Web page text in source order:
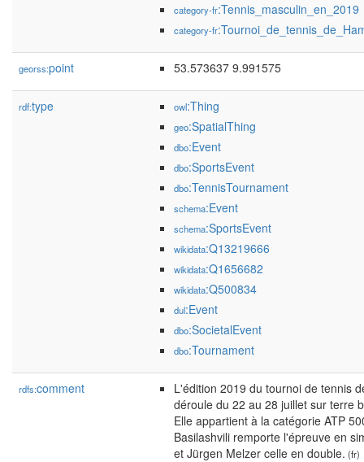
category-fr:Tennis_masculin_en_2019
category-fr
georss:point 53.573637 9.991575
rdf:type owl:Thing
geo:SpatialThing
dbo:Event
dbo:SportsEvent
dbo:TennisTournament
schema:Event
schema:SportsEvent
wikidata:Q13219666
wikidata:Q1656682
wikidata:Q500834
dul:Event
dbo:SocietalEvent
dbo:Tournament
rdfs:comment
L'édition 2019 du tournoi de tennis
déroule du 22 au 28 juillet sur terre
Elle appartient à la catégorie ATP
Basilashvili remporte l'épreuve en
et Jürgen Melzer celle en double. (fr)